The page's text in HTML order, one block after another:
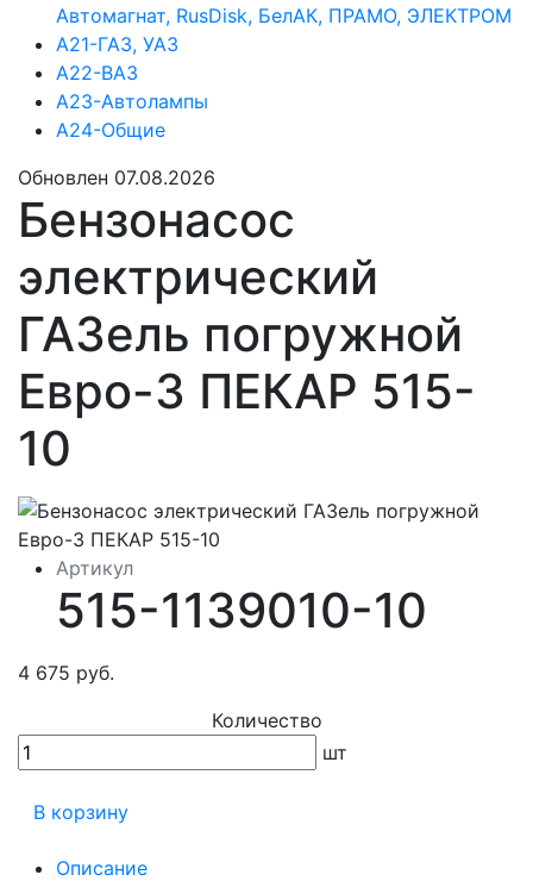
Автомагнат, RusDisk, БелАК, ПРАМО, ЭЛЕКТРОМ
А21-ГАЗ, УАЗ
А22-ВАЗ
А23-Автолампы
А24-Общие
Обновлен 07.08.2026
Бензонасос
электрический
ГАЗель погружной
Евро-3 ПЕКАР 515-
10
Артикул
515-1139010-10
4 675 руб.
Количество
шт
В корзину
Описание